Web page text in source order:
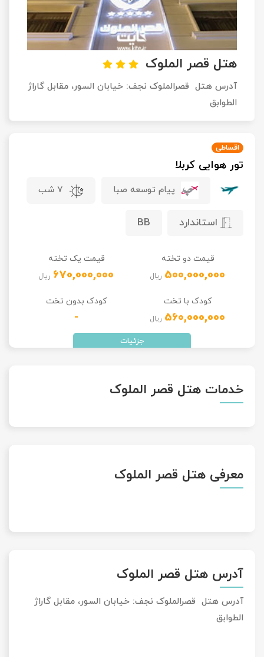
هتل قصر الملوک
آدرس هتل قصرالملوک نجف: خیابان السور، مقابل گاراژ
الطوابق
اقساطی
تور هوایی کربلا
پیام توسعه صبا 7 شب
استاندارد BB
قیمت دو تخته
500,000,000 ریال
قیمت یک تخته
670,000,000 ریال
کودک با تخت
560,000,000 ریال
کودک بدون تخت
-
خدمات هتل قصر الملوک
معرفی هتل قصر الملوک
آدرس هتل قصر الملوک
آدرس هتل قصرالملوک نجف: خیابان السور، مقابل گاراژ
الطوابق
تور کویر مرنجاب
تور طبس
تور کویر کاراکال
تور کویر مصر
تور هرمز
تور ماسوله
تور مرداب سراوان
تور گلستان
تور چابهار
تور مرداب هسل
تور اصفهان
تور کیش از ساری
اقساطی
تور کیش از بندرعباس
تور سنگاپور اقساطی
تور مالدیو
تور قزاقستان اقساطی
تور زیارتی اقساطی